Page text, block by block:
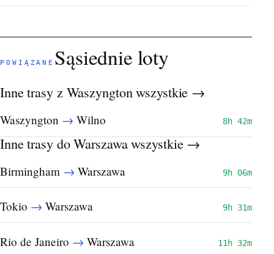
POWIĄZANE Sąsiednie loty
Inne trasy z Waszyngtonwszystkie →
Waszyngton → Wilno 8h 42m
Inne trasy do Warszawawszystkie →
Birmingham → Warszawa 9h 06m
Tokio → Warszawa 9h 31m
Rio de Janeiro → Warszawa 11h 32m